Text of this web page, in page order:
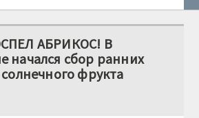
АБРИКОС! В
начался сбор ранних
фрукта